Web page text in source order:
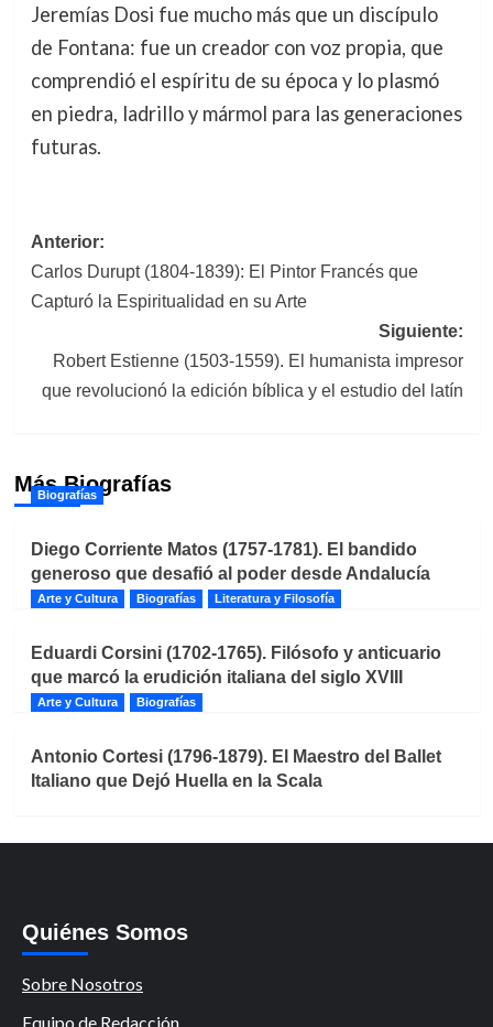
Jeremías Dosi fue mucho más que un discípulo
de Fontana: fue un creador con voz propia, que
comprendió el espíritu de su época y lo plasmó
en piedra, ladrillo y mármol para las generaciones
futuras.
Navegación
de
entradas
Anterior:
Carlos Durupt (1804-1839): El Pintor Francés que
Capturó la Espiritualidad en su Arte
Siguiente:
Robert Estienne (1503-1559). El humanista impresor
que revolucionó la edición bíblica y el estudio del latín
Más Biografías
Biografías
Diego Corriente Matos (1757-1781). El bandido
generoso que desafió al poder desde Andalucía
Arte y Cultura Biografías Literatura y Filosofía
Eduardi Corsini (1702-1765). Filósofo y anticuario
que marcó la erudición italiana del siglo XVIII
Arte y Cultura Biografías
Antonio Cortesi (1796-1879). El Maestro del Ballet
Italiano que Dejó Huella en la Scala
Quiénes Somos
Sobre Nosotros
Equipo de Redacción